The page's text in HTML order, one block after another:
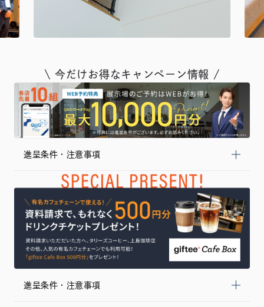
\ 今だけお得なキャンペーン情報 /
進呈条件・注意事項
進呈条件・注意事項